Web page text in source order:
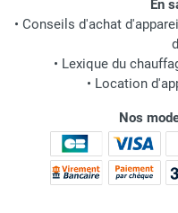
En
• Conseils d'achat
• Lexique du
• Location
Nos